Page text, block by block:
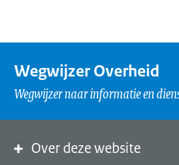
Wegwijzer Overheid
Wegwijzer naar informatie en
Over deze website